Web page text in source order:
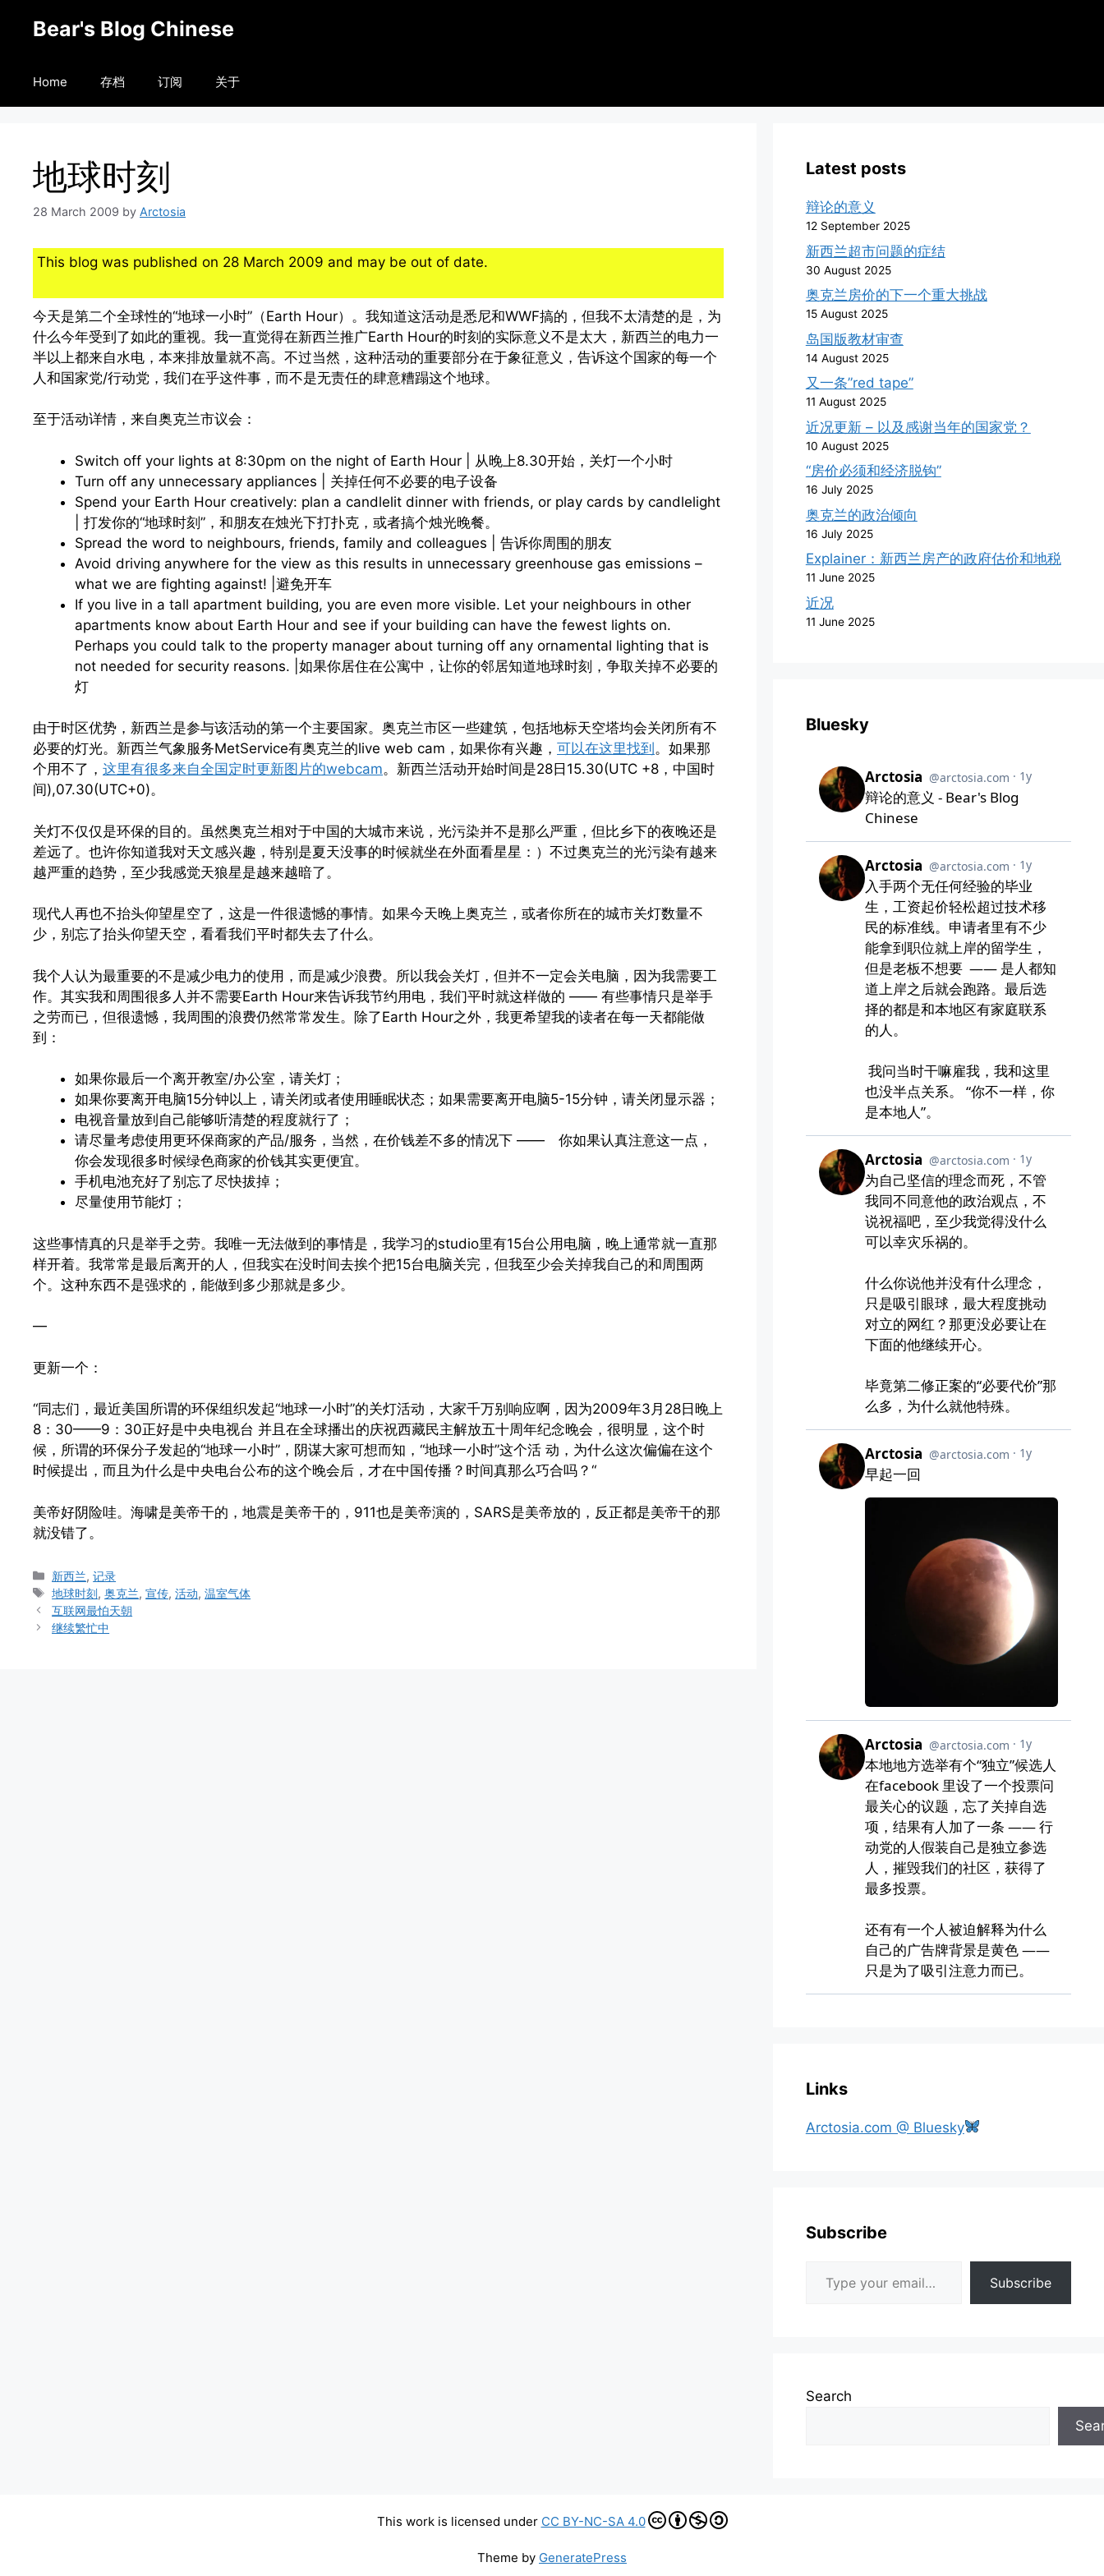
Bear's Blog Chinese
Home 存档 订阅 关于
地球时刻
28 March 2009 by Arctosia
This blog was published on 28 March 2009 and may be out of date.
今天是第二个全球性的“地球一小时”（Earth Hour）。我知道这活动是悉尼和WWF搞的，但我不太清楚的是，为
什么今年受到了如此的重视。我一直觉得在新西兰推广Earth Hour的时刻的实际意义不是太大，新西兰的电力一
半以上都来自水电，本来排放量就不高。不过当然，这种活动的重要部分在于象征意义，告诉这个国家的每一个
人和国家党/行动党，我们在乎这件事，而不是无责任的肆意糟蹋这个地球。
至于活动详情，来自奥克兰市议会：
Switch off your lights at 8:30pm on the night of Earth Hour | 从晚上8.30开始，关灯一个小时
Turn off any unnecessary appliances | 关掉任何不必要的电子设备
Spend your Earth Hour creatively: plan a candlelit dinner with friends, or play cards by candlelight
| 打发你的“地球时刻”，和朋友在烛光下打扑克，或者搞个烛光晚餐。
Spread the word to neighbours, friends, family and colleagues | 告诉你周围的朋友
Avoid driving anywhere for the view as this results in unnecessary greenhouse gas emissions –
what we are fighting against! |避免开车
If you live in a tall apartment building, you are even more visible. Let your neighbours in other
apartments know about Earth Hour and see if your building can have the fewest lights on.
Perhaps you could talk to the property manager about turning off any ornamental lighting that is
not needed for security reasons. |如果你居住在公寓中，让你的邻居知道地球时刻，争取关掉不必要的
灯
由于时区优势，新西兰是参与该活动的第一个主要国家。奥克兰市区一些建筑，包括地标天空塔均会关闭所有不
必要的灯光。新西兰气象服务MetService有奥克兰的live web cam，如果你有兴趣， 可以在这里找到 。如果那
个用不了， 这里有很多来自全国定时更新图片的webcam。新西兰活动开始时间是28日15.30(UTC +8，中国时
间),07.30(UTC+0)。
关灯不仅仅是环保的目的。虽然奥克兰相对于中国的大城市来说，光污染并不是那么严重，但比乡下的夜晚还是
差远了。也许你知道我对天文感兴趣，特别是夏天没事的时候就坐在外面看星星：）不过奥克兰的光污染有越来
越严重的趋势，至少我感觉天狼星是越来越暗了。
现代人再也不抬头仰望星空了，这是一件很遗憾的事情。如果今天晚上奥克兰，或者你所在的城市关灯数量不
少，别忘了抬头仰望天空，看看我们平时都失去了什么。
我个人认为最重要的不是减少电力的使用，而是减少浪费。所以我会关灯，但并不一定会关电脑，因为我需要工
作。其实我和周围很多人并不需要Earth Hour来告诉我节约用电，我们平时就这样做的 —— 有些事情只是举手
之劳而已，但很遗憾，我周围的浪费仍然常常发生。除了Earth Hour之外，我更希望我的读者在每一天都能做
到：
如果你最后一个离开教室/办公室，请关灯；
如果你要离开电脑15分钟以上，请关闭或者使用睡眠状态；如果需要离开电脑5-15分钟，请关闭显示器；
电视音量放到自己能够听清楚的程度就行了；
请尽量考虑使用更环保商家的产品/服务，当然，在价钱差不多的情况下 —— 你如果认真注意这一点，
你会发现很多时候绿色商家的价钱其实更便宜。
手机电池充好了别忘了尽快拔掉；
尽量使用节能灯；
这些事情真的只是举手之劳。我唯一无法做到的事情是，我学习的studio里有15台公用电脑，晚上通常就一直那
样开着。我常常是最后离开的人，但我实在没时间去挨个把15台电脑关完，但我至少会关掉我自己的和周围两
个。这种东西不是强求的，能做到多少那就是多少。
—
更新一个：
“同志们，最近美国所谓的环保组织发起“地球一小时”的关灯活动，大家千万别响应啊，因为2009年3月28日晚上
8：30——9：30正好是中央电视台 并且在全球播出的庆祝西藏民主解放五十周年纪念晚会，很明显，这个时
候，所谓的环保分子发起的“地球一小时”，阴谋大家可想而知，“地球一小时”这个活 动，为什么这次偏偏在这个
时候提出，而且为什么是中央电台公布的这个晚会后，才在中国传播？时间真那么巧合吗？“
美帝好阴险哇。海啸是美帝干的，地震是美帝干的，911也是美帝演的，SARS是美帝放的，反正都是美帝干的那
就没错了。
Categories
新西兰,记录
Tags
地球时刻,奥克兰,宣传,活动,温室气体
互联网最怕天朝
继续繁忙中
Latest posts
辩论的意义
12 September 2025
新西兰超市问题的症结
30 August 2025
奥克兰房价的下一个重大挑战
15 August 2025
岛国版教材审查
14 August 2025
又一条”red tape”
11 August 2025
近况更新 – 以及感谢当年的国家党？
10 August 2025
“房价必须和经济脱钩”
16 July 2025
奥克兰的政治倾向
16 July 2025
Explainer：新西兰房产的政府估价和地税
11 June 2025
近况
11 June 2025
Bluesky
Links
Arctosia.com @ Bluesky
Subscribe
Subscribe
Search
This work is licensed under CC BY-NC-SA 4.0
Theme by GeneratePress